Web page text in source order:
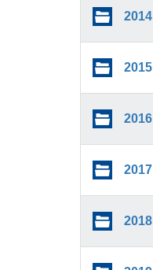
2014
2015
2016
2017
2018